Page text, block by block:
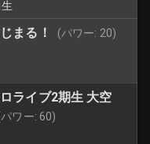
まる！ (パワー: 20)
ライブ2期生 大空
ワー: 60)